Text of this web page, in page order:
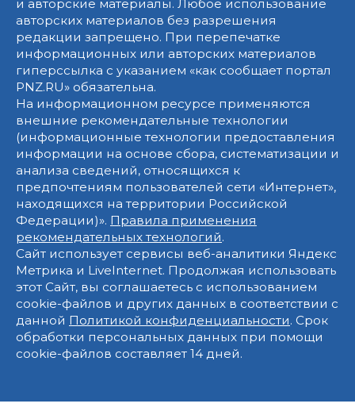
и авторские материалы. Любое использование
авторских материалов без разрешения
редакции запрещено. При перепечатке
информационных или авторских материалов
гиперссылка с указанием «как сообщает портал
PNZ.RU» обязательна.
На информационном ресурсе применяются
внешние рекомендательные технологии
(информационные технологии предоставления
информации на основе сбора, систематизации и
анализа сведений, относящихся к
предпочтениям пользователей сети «Интернет»,
находящихся на территории Российской
Федерации)». Правила применения
рекомендательных технологий.
Сайт использует сервисы веб-аналитики Яндекс
Метрика и LiveInternet. Продолжая использовать
этот Сайт, вы соглашаетесь с использованием
cookie-файлов и других данных в соответствии с
данной Политикой конфиденциальности. Срок
обработки персональных данных при помощи
cookie-файлов составляет 14 дней.